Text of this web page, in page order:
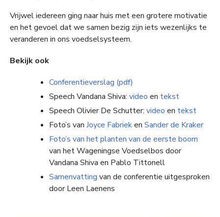
Vrijwel iedereen ging naar huis met een grotere motivatie
en het gevoel dat we samen bezig zijn iets wezenlijks te
veranderen in ons voedselsysteem.
Bekijk ook
Conferentieverslag (pdf)
Speech Vandana Shiva: video en tekst
Speech Olivier De Schutter: video en tekst
Foto’s van Joyce Fabrieken Sander de Kraker
Foto’s van het planten van de eerste boom
van het Wageningse Voedselbos door
Vandana Shiva en Pablo Tittonell
Samenvatting van de conferentie uitgesproken
door Leen Laenens